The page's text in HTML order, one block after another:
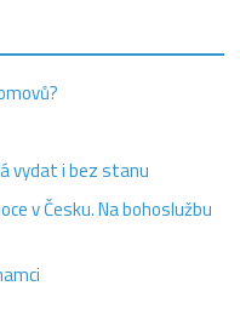
vydat i bez stanu
v Česku. Na bohoslužbu